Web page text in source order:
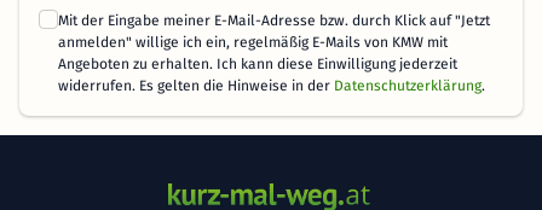
Mit der Eingabe meiner E-Mail-Adresse bzw. durch Klick auf "Jetzt
anmelden" willige ich ein, regelmäßig E-Mails von KMW mit
Angeboten zu erhalten. Ich kann diese Einwilligung jederzeit
widerrufen. Es gelten die Hinweise in der Datenschutzerklärung.